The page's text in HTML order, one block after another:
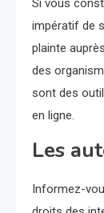
Si vous
impératif de
plainte
des
sont des
en ligne.
Les
Informez-